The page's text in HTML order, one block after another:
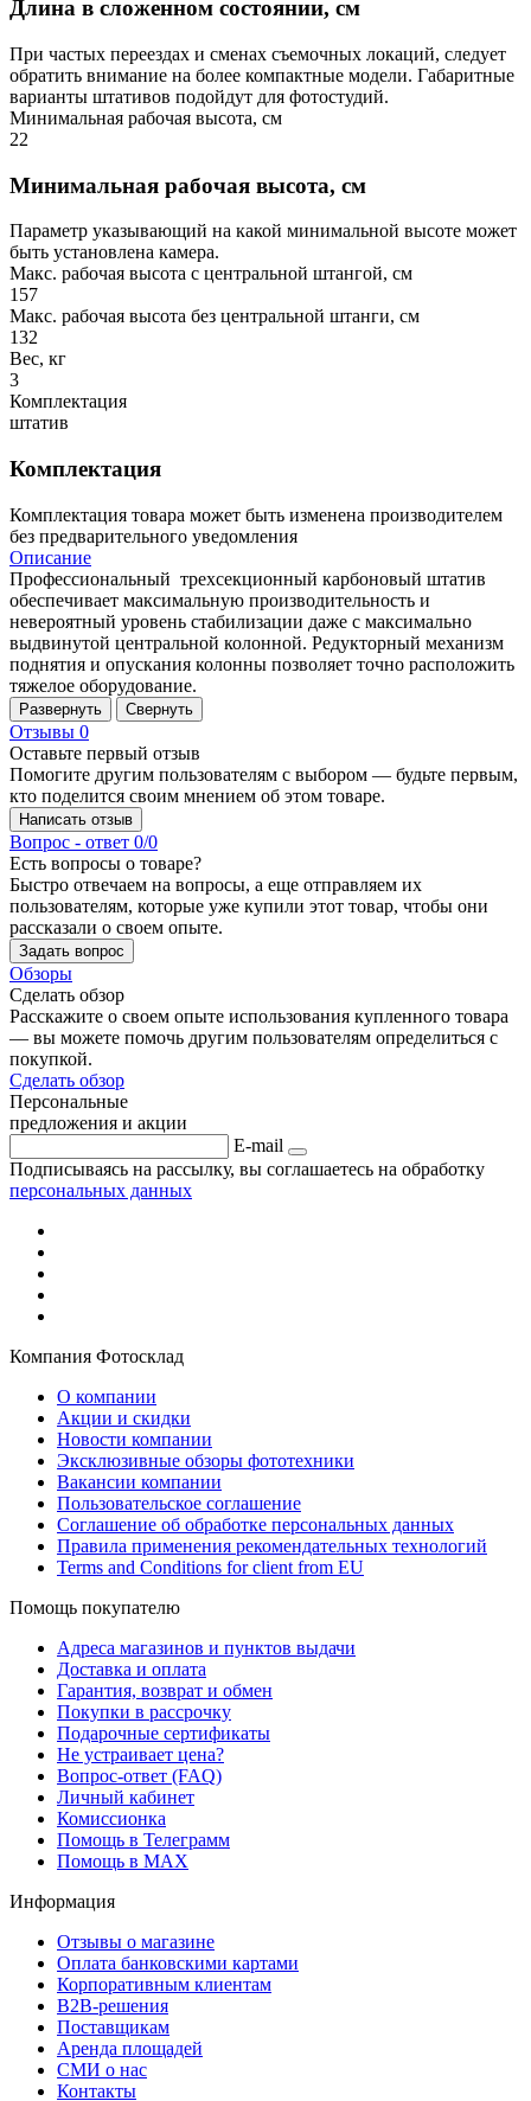
Длина в сложенном состоянии, см
При частых переездах и сменах съемочных локаций, следует
обратить внимание на более компактные модели. Габаритные
варианты штативов подойдут для фотостудий.
Минимальная рабочая высота, см
22
Минимальная рабочая высота, см
Параметр указывающий на какой минимальной высоте может
быть установлена камера.
Макс. рабочая высота с центральной штангой, см
157
Макс. рабочая высота без центральной штанги, см
132
Вес, кг
3
Комплектация
штатив
Комплектация
Комплектация товара может быть изменена производителем
без предварительного уведомления
Описание
Профессиональный трехсекционный карбоновый штатив
обеспечивает максимальную производительность и
невероятный уровень стабилизации даже с максимально
выдвинутой центральной колонной. Редукторный механизм
поднятия и опускания колонны позволяет точно расположить
тяжелое оборудование.
Развернуть Свернуть
Отзывы 0
Оставьте первый отзыв
Помогите другим пользователям с выбором — будьте первым,
кто поделится своим мнением об этом товаре.
Написать отзыв
Вопрос - ответ 0/0
Есть вопросы о товаре?
Быстро отвечаем на вопросы, а еще отправляем их
пользователям, которые уже купили этот товар, чтобы они
рассказали о своем опыте.
Задать вопрос
Обзоры
Сделать обзор
Расскажите о своем опыте использования купленного товара
— вы можете помочь другим пользователям определиться с
покупкой.
Сделать обзор
Персональные
предложения и акции
E-mail
Подписываясь на рассылку, вы соглашаетесь на обработку
персональных данных
Компания Фотосклад
О компании
Акции и скидки
Новости компании
Эксклюзивные обзоры фототехники
Вакансии компании
Пользовательское соглашение
Соглашение об обработке персональных данных
Правила применения рекомендательных технологий
Terms and Conditions for client from EU
Помощь покупателю
Адреса магазинов и пунктов выдачи
Доставка и оплата
Гарантия, возврат и обмен
Покупки в рассрочку
Подарочные сертификаты
Не устраивает цена?
Вопрос-ответ (FAQ)
Личный кабинет
Комиссионка
Помощь в Телеграмм
Помощь в MAX
Информация
Отзывы о магазине
Оплата банковскими картами
Корпоративным клиентам
B2B-решения
Поставщикам
Аренда площадей
СМИ о нас
Контакты